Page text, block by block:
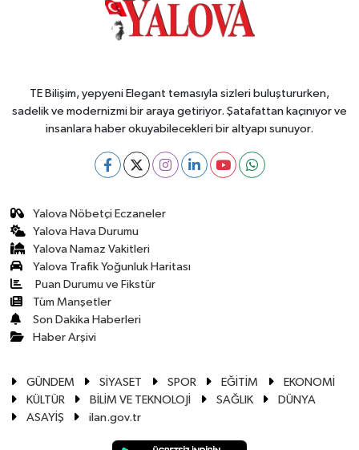
TE Bilişim, yepyeni Elegant temasıyla sizleri buluştururken,
sadelik ve modernizmi bir araya getiriyor. Şatafattan kaçınıyor ve
insanlara haber okuyabilecekleri bir altyapı sunuyor.
Yalova Nöbetçi Eczaneler
Yalova Hava Durumu
Yalova Namaz Vakitleri
Yalova Trafik Yoğunluk Haritası
Puan Durumu ve Fikstür
Tüm Manşetler
Son Dakika Haberleri
Haber Arşivi
GÜNDEM SİYASET SPOR EĞİTİM
EKONOMİ
KÜLTÜR
BİLİM VE TEKNOLOJİ SAĞLIK
DÜNYA
ASAYİŞ
ilan.gov.tr